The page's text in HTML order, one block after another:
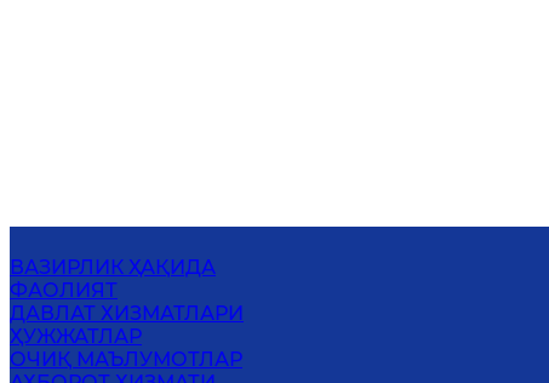
ВАЗИРЛИК ҲАҚИДА
ФАОЛИЯТ
ДАВЛАТ ХИЗМАТЛАРИ
ҲУЖЖАТЛАР
ОЧИҚ МАЪЛУМОТЛАР